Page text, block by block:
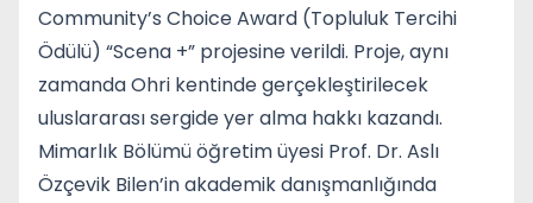
Community’s Choice Award (Topluluk Tercihi
Ödülü) “Scena +” projesine verildi. Proje, aynı
zamanda Ohri kentinde gerçekleştirilecek
uluslararası sergide yer alma hakkı kazandı.
Mimarlık Bölümü öğretim üyesi Prof. Dr. Aslı
Özçevik Bilen’in akademik danışmanlığında